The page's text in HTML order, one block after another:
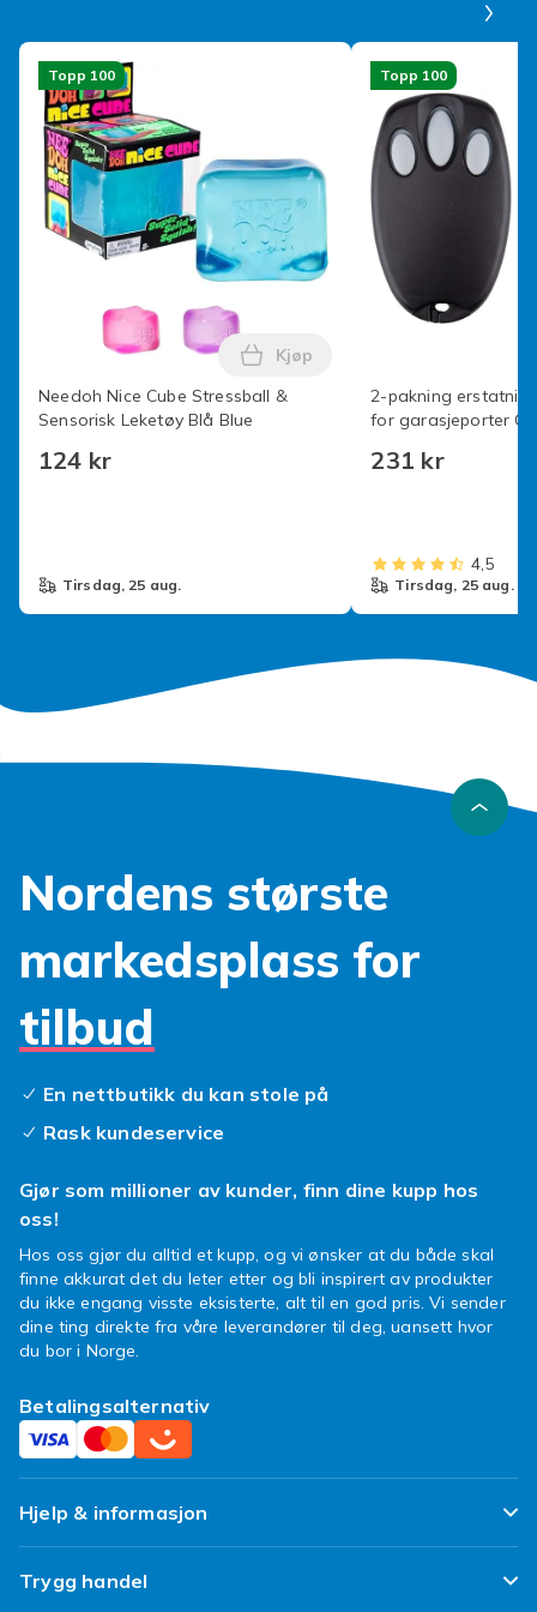
Størrelse
10cm
Artikkel nr.
25414f2e-43dd-45d0-826e-36ea492f3834
Produktsikkerhetsinformasjon
Topp 100
Needoh Nice Cube Stressball &
Sensorisk Leketøy Blå Blue
124 kr
Legg Needoh Nice Cube
Kjøp
tirsdag, 25 aug.
Topp 100
2-pakning
for garasjeporter
| ML700 | ML500 |
231 kr
4,5
tirsdag, 25 aug.
Nordens største
markedsplass for
tilbud
En nettbutikk du kan stole på
Rask kundeservice
Gjør som millioner av kunder, finn dine kupp hos
oss!
Hos oss gjør du alltid et kupp, og vi ønsker at du både skal
finne akkurat det du leter etter og bli inspirert av produkter
du ikke engang visste eksisterte, alt til en god pris. Vi sender
dine ting direkte fra våre leverandører til deg, uansett hvor
du bor i Norge.
Betalingsalternativ
Hjelp & informasjon
Ofte stilte spørsmål
Trygg handel